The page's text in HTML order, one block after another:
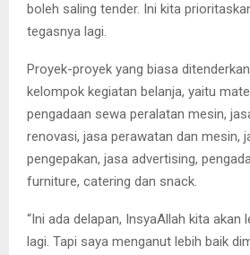
boleh saling tender. Ini kita
tegasnya lagi.
Proyek-proyek yang biasa
kelompok kegiatan belanja, yaitu
pengadaan sewa peralatan mesin,
renovasi, jasa perawatan dan mesin,
pengepakan, jasa advertising,
furniture, catering dan snack.
“Ini ada delapan, InsyaAllah kita akan
lagi. Tapi saya menganut lebih baik